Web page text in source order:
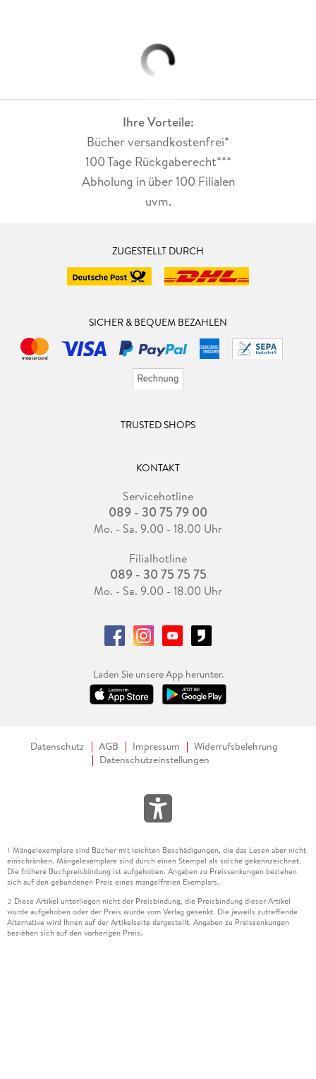
Ihre Vorteile:
Bücher versandkostenfrei*
100 Tage Rückgaberecht***
Abholung in über 100 Filialen
uvm.
ZUGESTELLT DURCH
SICHER & BEQUEM BEZAHLEN
TRUSTED SHOPS
KONTAKT
Servicehotline
089 - 30 75 79 00
Mo. - Sa. 9.00 - 18.00 Uhr
Filialhotline
089 - 30 75 75 75
Mo. - Sa. 9.00 - 18.00 Uhr
Laden Sie unsere App herunter.
Datenschutz AGB Impressum
Widerrufsbelehrung
Datenschutzeinstellungen
1 Mängelexemplare sind Bücher mit leichten Beschädigungen, die das Lesen aber nicht
einschränken. Mängelexemplare sind durch einen Stempel als solche gekennzeichnet.
Die frühere Buchpreisbindung ist aufgehoben. Angaben zu Preissenkungen beziehen
sich auf den gebundenen Preis eines mangelfreien Exemplars.
2 Diese Artikel unterliegen nicht der Preisbindung, die Preisbindung dieser Artikel
wurde aufgehoben oder der Preis wurde vom Verlag gesenkt. Die jeweils zutreffende
Alternative wird Ihnen auf der Artikelseite dargestellt. Angaben zu Preissenkungen
beziehen sich auf den vorherigen Preis.